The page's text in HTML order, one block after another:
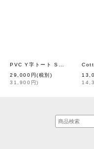
29,000 円(税別)
31,900 円)